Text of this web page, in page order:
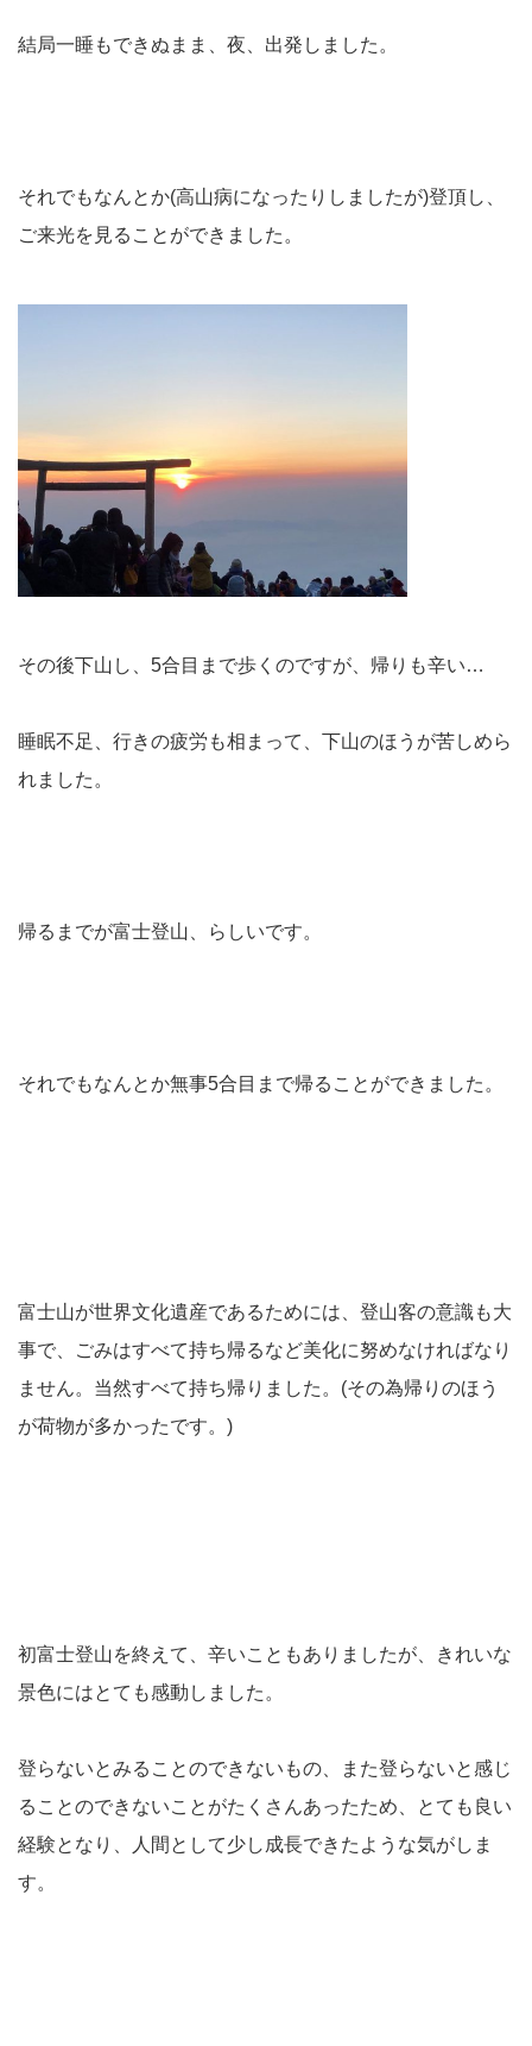
結局一睡もできぬまま、夜、出発しました。
それでもなんとか(高山病になったりしましたが)登頂し、
ご来光を見ることができました。
その後下山し、5合目まで歩くのですが、帰りも辛い…
睡眠不足、行きの疲労も相まって、下山のほうが苦しめら
れました。
帰るまでが富士登山、らしいです。
それでもなんとか無事5合目まで帰ることができました。
富士山が世界文化遺産であるためには、登山客の意識も大
事で、ごみはすべて持ち帰るなど美化に努めなければなり
ません。当然すべて持ち帰りました。(その為帰りのほう
が荷物が多かったです。)
初富士登山を終えて、辛いこともありましたが、きれいな
景色にはとても感動しました。
登らないとみることのできないもの、また登らないと感じ
ることのできないことがたくさんあったため、とても良い
経験となり、人間として少し成長できたような気がしま
す。